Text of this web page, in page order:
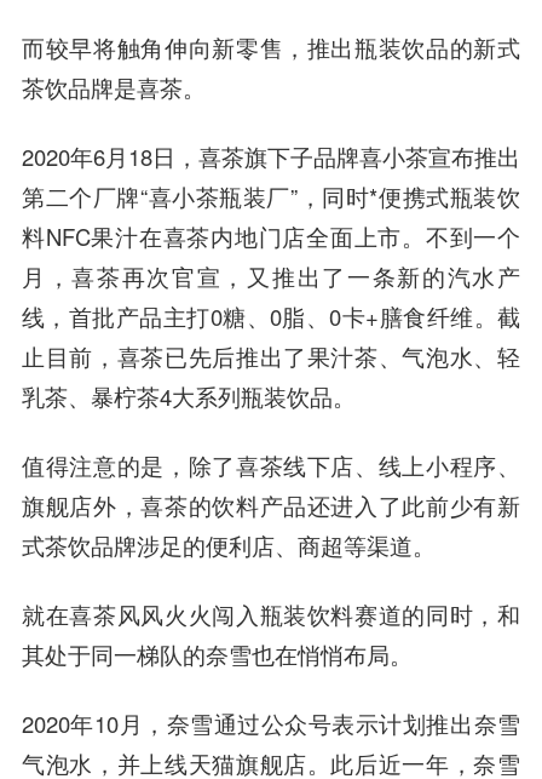
而较早将触角伸向新零售，推出瓶装饮品的新式
茶饮品牌是喜茶。
2020年6月18日，喜茶旗下子品牌喜小茶宣布推出
第二个厂牌“喜小茶瓶装厂”，同时*便携式瓶装饮
料NFC果汁在喜茶内地门店全面上市。不到一个
月，喜茶再次官宣，又推出了一条新的汽水产
线，首批产品主打0糖、0脂、0卡+膳食纤维。截
止目前，喜茶已先后推出了果汁茶、气泡水、轻
乳茶、暴柠茶4大系列瓶装饮品。
值得注意的是，除了喜茶线下店、线上小程序、
旗舰店外，喜茶的饮料产品还进入了此前少有新
式茶饮品牌涉足的便利店、商超等渠道。
就在喜茶风风火火闯入瓶装饮料赛道的同时，和
其处于同一梯队的奈雪也在悄悄布局。
2020年10月，奈雪通过公众号表示计划推出奈雪
气泡水，并上线天猫旗舰店。此后近一年，奈雪